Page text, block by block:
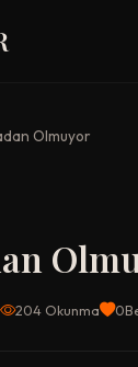
Olmuyor
204 Okunma 0